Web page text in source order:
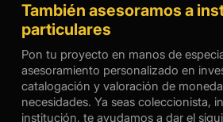
También asesoramos a
particulares
Pon tu proyecto en manos de
asesoramiento personalizado en
catalogación y valoración de
necesidades. Ya seas coleccionista,
institución, te ayudamos a dar el